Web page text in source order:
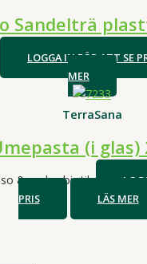
Sandelträ
LOGGA IN FÖR ATT SE
MER
TerraSana
(i glas)
& makrobiotik
PRIS
LÄS MER